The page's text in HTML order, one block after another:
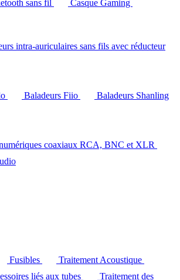
sans fil
Casque Gaming
intra-auriculaires sans fils avec réducteur
Baladeurs Fiio
Baladeurs Shanling
coaxiaux RCA, BNC et XLR
Fusibles
Traitement Acoustique
liés aux tubes
Traitement des